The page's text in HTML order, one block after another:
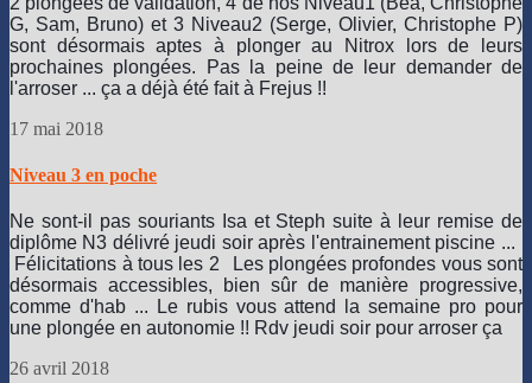
G, Sam, Bruno) et 3 Niveau2 (Serge, Olivier, Christophe P)
sont désormais aptes à plonger au Nitrox lors de leurs
prochaines plongées. Pas la peine de leur demander de
l'arroser ... ça a déjà été fait à Frejus !!
17 mai 2018
Niveau 3 en poche
Ne sont-il pas souriants Isa et Steph suite à leur remise de
diplôme N3 délivré jeudi soir après l'entrainement piscine ...
Félicitations à tous les 2
Les plongées profondes vous sont
désormais accessibles, bien sûr de manière progressive,
comme d'hab ... Le rubis vous attend la semaine pro pour
une plongée en autonomie !! Rdv jeudi soir pour arroser ça
26 avril 2018